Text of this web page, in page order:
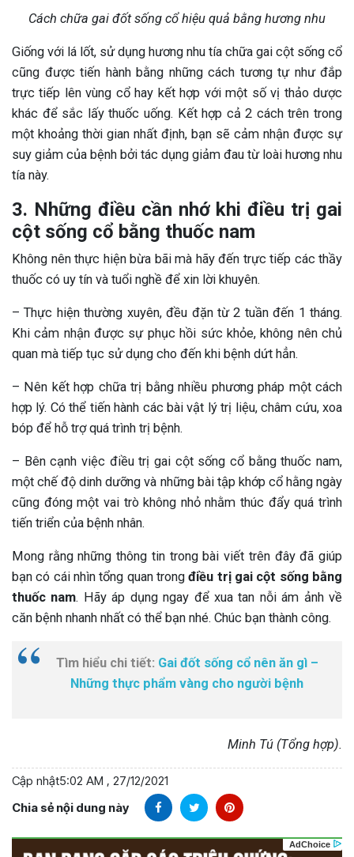
Cách chữa gai đốt sống cổ hiệu quả bằng hương nhu
Giống với lá lốt, sử dụng hương nhu tía chữa gai cột sống cổ
cũng được tiến hành bằng những cách tương tự như đắp
trực tiếp lên vùng cổ hay kết hợp với một số vị thảo dược
khác để sắc lấy thuốc uống. Kết hợp cả 2 cách trên trong
một khoảng thời gian nhất định, bạn sẽ cảm nhận được sự
suy giảm của bệnh bởi tác dụng giảm đau từ loài hương nhu
tía này.
3. Những điều cần nhớ khi điều trị gai
cột sống cổ bằng thuốc nam
Không nên thực hiện bừa bãi mà hãy đến trực tiếp các thầy
thuốc có uy tín và tuổi nghề để xin lời khuyên.
– Thực hiện thường xuyên, đều đặn từ 2 tuần đến 1 tháng.
Khi cảm nhận được sự phục hồi sức khỏe, không nên chủ
quan mà tiếp tục sử dụng cho đến khi bệnh dứt hẳn.
– Nên kết hợp chữa trị bằng nhiều phương pháp một cách
hợp lý. Có thể tiến hành các bài vật lý trị liệu, châm cứu, xoa
bóp để hỗ trợ quá trình trị bệnh.
– Bên cạnh việc điều trị gai cột sống cổ bằng thuốc nam,
một chế độ dinh dưỡng và những bài tập khớp cổ hằng ngày
cũng đóng một vai trò không nhỏ nhằm thúc đẩy quá trình
tiến triển của bệnh nhân.
Mong rằng những thông tin trong bài viết trên đây đã giúp
bạn có cái nhìn tổng quan trongđiều trị gai cột sống bằng
thuốc nam. Hãy áp dụng ngay để xua tan nỗi ám ảnh về
căn bệnh nhanh nhất có thể bạn nhé. Chúc bạn thành công.
Tìm hiểu chi tiết: Gai đốt sống cổ nên ăn gì –
Những thực phẩm vàng cho người bệnh
Minh Tú (Tổng hợp).
Cập nhật5:02 AM , 27/12/2021
Chia sẻ nội dung này